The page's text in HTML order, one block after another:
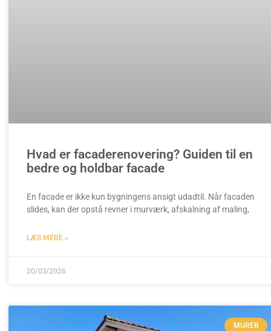
Hvad er facaderenovering? Guiden til en
bedre og holdbar facade
En facade er ikke kun bygningens ansigt udadtil. Når facaden
slides, kan der opstå revner i murværk, afskalning af maling,
LÆS MERE »
20/03/2026
MURER